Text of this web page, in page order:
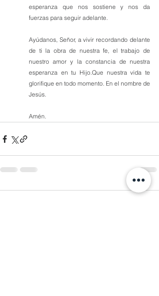
esperanza que nos sostiene y nos da
fuerzas para seguir adelante.
Ayúdanos, Señor, a vivir recordando delante
de ti la obra de nuestra fe, el trabajo de
nuestro amor y la constancia de nuestra
esperanza en tu Hijo.Que nuestra vida te
glorifique en todo momento. En el nombre de
Jesús.
Amén.